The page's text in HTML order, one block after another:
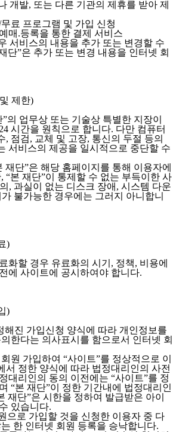
개발, 또는 다른 기관의 제휴를 받아 제
료 프로그램 및 가입 신청
매.등록을 통한 결제 서비스
서비스의 내용을 추가 또는 변경할 수
단”은 추가 또는 변경 내용을 인터넷 회
제한)
의 업무상 또는 기술상 특별한 지장이
시간을 원칙으로 합니다. 다만 컴퓨터
, 점검, 교체 및 고장, 통신의 두절 등의
서비스의 제공을 일시적으로 중단할 수
재단”은 해당 홈페이지를 통해 이용자에
“본 재단”이 통제할 수 없는 부득이한 사
, 과실이 없는 디스크 장애, 시스템 다운
불가능한 경우에는 그러지 아니합니
)
화할 경우 유료화의 시기, 정책, 비용에
에 사이트에 공시하여야 합니다.
)
해진 가입신청 양식에 따라 개인정보를
한다는 의사표시를 함으로서 인터넷 회
원 가입하여 “사이트”를 정상적으로 이
서 정한 양식에 따라 법정대리인의 사전
대리인의 동의 이전에는 “사이트”를 정
“본 재단”이 정한 기간내에 법정대리인
재단”은 시한을 정하여 발급받은 아이
있습니다.
으로 가입할 것을 신청한 이용자 중 다
한 인터넷 회원 등록을 승낙합니다.